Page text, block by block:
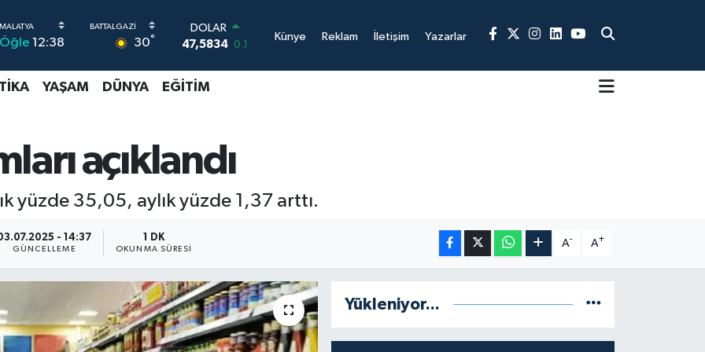
Öğle 12:38 30°
EURO
54,9368
0.14
64,0802
GRAM ALTIN
13.688
BITCOIN
64.256,19
0.86
DOLAR
47,5834
0.1
Künye Reklam İletişim Yazarlar
YAŞAM DÜNYA EĞITIM
açıklandı
yüzde 35,05, aylık yüzde 1,37 arttı.
- 14:37
GÜNCELLEME
1 DK
OKUNMA SÜRESI
A- A+
Yükleniyor...